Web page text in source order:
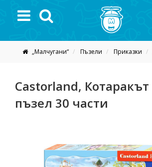
„Малчугани“ Пъзели Приказки
Castorland,
пъзел 30 части